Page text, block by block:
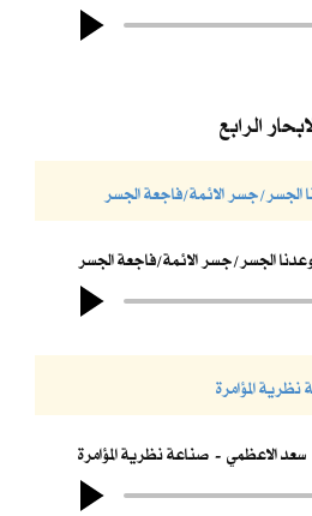
الرابع
الجسر/جسر الائمة/فاجعة الجسر
الجسر/جسر الائمة/فاجعة الجسر
المؤامرة
صناعة نظرية المؤامرة سعد الاعظمي